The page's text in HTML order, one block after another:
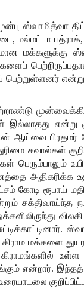
ஸ்வாமித்வா
, மல்மட்டா பத்ராக்,
மக்களுக்கு
பெற்றுள்ளனர் என்று
இல்லாதது என்று
ஆய்வை பிரதமர்
சவால்கள்
பெரும்பாலும்
அதிகரிக்க
கோடி ரூபாய்
சக்திவாய்ந்த
விலகி
.
கிராம மக்களை
கிராமங்களில் உள்ள
என்றார். இந்தத்